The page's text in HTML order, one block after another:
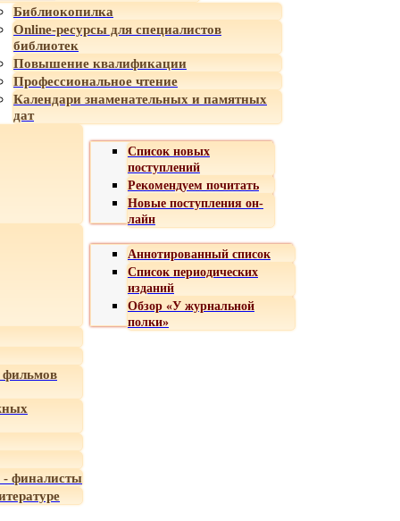
Библиокопилка
Online-ресурсы для специалистов
библиотек
Повышение квалификации
Профессиональное чтение
Календари знаменательных и памятных
дат
Список новых
поступлений
Рекомендуем почитать
Новые поступления он-
лайн
Аннотированный список
Список периодических
изданий
Обзор «У журнальной
полки»
- финалисты